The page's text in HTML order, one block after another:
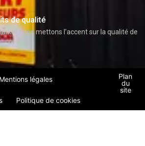
de qualité
nous mettons l'accent sur la qualité de
Mentions légales
Politique de cookies
Plan
du
site